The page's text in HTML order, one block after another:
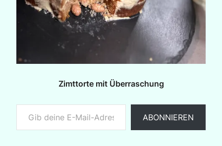
Zimttorte mit Überraschung
Gib deine E-Mail-Adresse ein ...
ABONNIEREN